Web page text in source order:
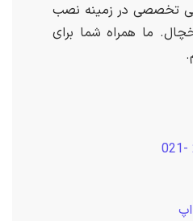
تخصصی در زمینه نصب
ما همراه شما برای